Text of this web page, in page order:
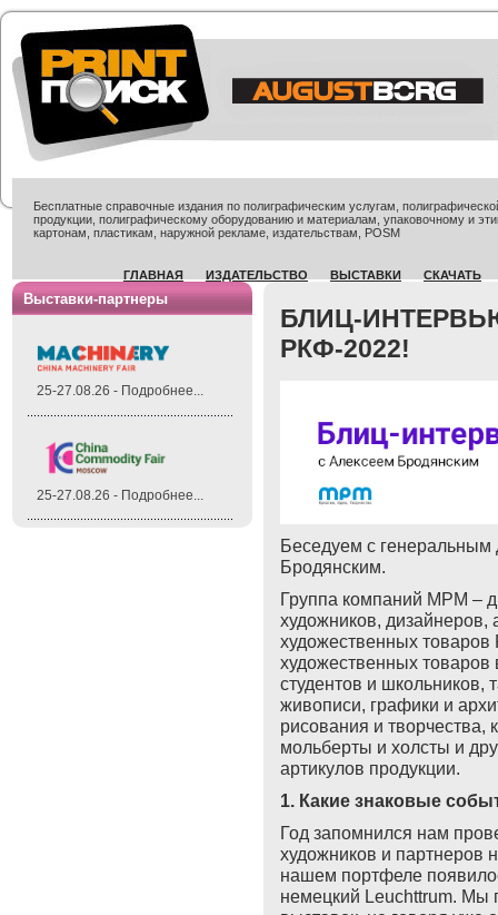
Бесплатные справочные издания по полиграфическим услугам,
продукции, полиграфическому оборудованию и материалам, упаковочному и
картонам, пластикам, наружной рекламе, издательствам, POSM
ГЛАВНАЯ ИЗДАТЕЛЬСТВО ВЫСТАВКИ СКАЧАТЬ
Выставки-партнеры
25-27.08.26 - Подробнее...
25-27.08.26 - Подробнее...
БЛИЦ-
РКФ-2022!
Беседуем с
Бродянским.
Группа компаний MPM –
художников, дизайнеров,
художественных товаров
художественных товаров
студентов и школьников,
живописи, графики и
рисования и творчества,
мольберты и холсты и
артикулов продукции.
1. Какие знаковые
Год запомнился нам
художников и партнеров
нашем портфеле
немецкий Leuchttrum. Мы